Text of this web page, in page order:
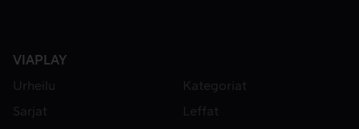
VIAPLAY
Urheilu
Kategoriat
Sarjat
Leffat